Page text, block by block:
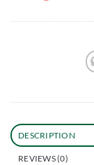
DESCRIPTION
REVIEWS (0)